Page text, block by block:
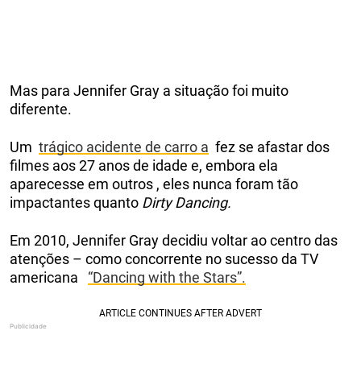
Mas para Jennifer Gray a situação foi muito
diferente.
Um trágico acidente de carro a fez se afastar dos
filmes aos 27 anos de idade e, embora ela
aparecesse em outros , eles nunca foram tão
impactantes quanto Dirty Dancing.
Em 2010, Jennifer Gray decidiu voltar ao centro das
atenções – como concorrente no sucesso da TV
americana “Dancing with the Stars”.